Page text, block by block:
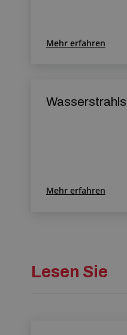
Mehr erfahren
Mehr erfahren
Lesen Sie